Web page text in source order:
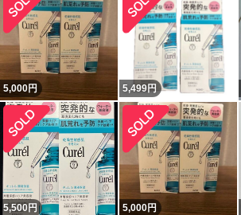
5,000円 5,499円
5,500円 5,000円